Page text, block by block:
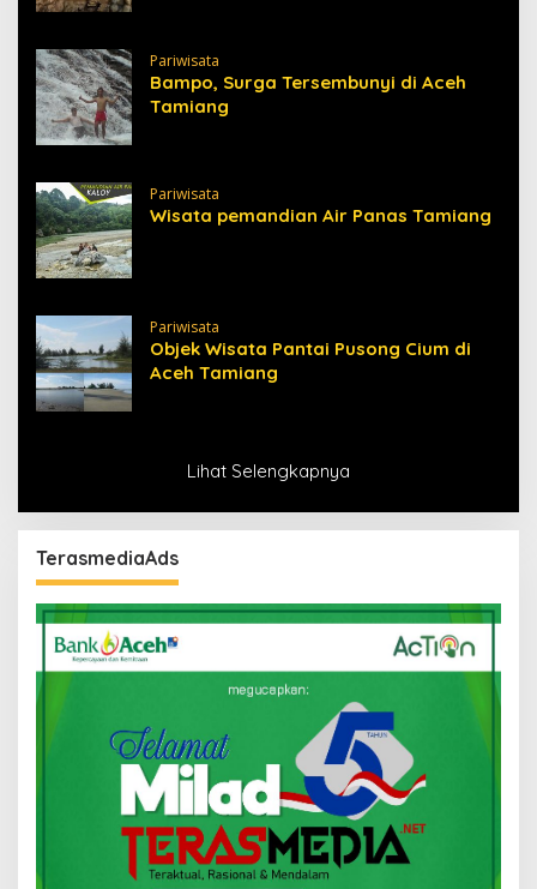
Pariwisata
Bampo, Surga Tersembunyi di Aceh
Tamiang
Pariwisata
Wisata pemandian Air Panas Tamiang
Pariwisata
Objek Wisata Pantai Pusong Cium di
Aceh Tamiang
Lihat Selengkapnya
TerasmediaAds